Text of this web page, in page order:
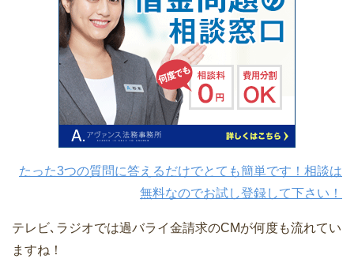
たった3つの質問に答えるだけでとても簡単です！相談は
無料なのでお試し登録して下さい！
テレビ､ラジオでは過バライ金請求のCMが何度も流れてい
ますね！